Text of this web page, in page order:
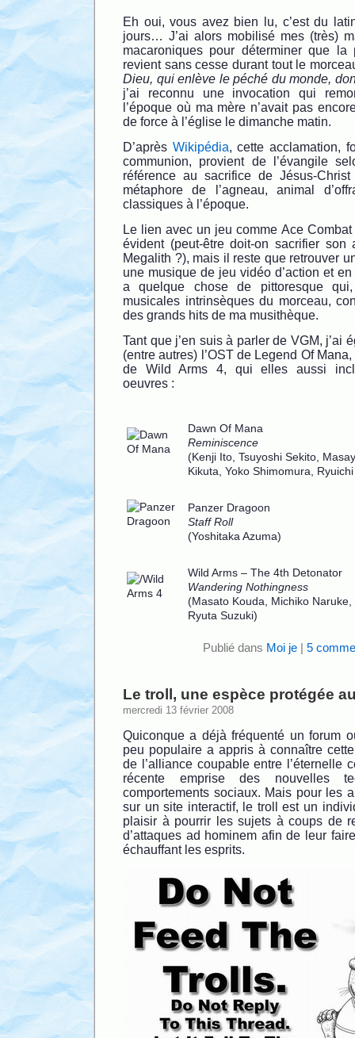
Eh oui, vous avez bien lu, c’est du
jours… J’ai alors mobilisé mes (très)
macaroniques pour déterminer que la
revient sans cesse durant tout le
Dieu, qui enlève le péché du monde,
j’ai reconnu une invocation qui
l’époque où ma mère n’avait pas
de force à l’église le dimanche matin.
D’après Wikipédia, cette acclamation,
communion, provient de l’évangile
référence au sacrifice de Jésus-
métaphore de l’agneau, animal
classiques à l’époque.
Le lien avec un jeu comme Ace
évident (peut-être doit-on sacrifier son
Megalith ?), mais il reste que retrouver
une musique de jeu vidéo d’action et
a quelque chose de pittoresque
musicales intrinsèques du morceau,
des grands hits de ma musithèque.
Tant que j’en suis à parler de VGM, j’ai
(entre autres) l’OST de Legend Of
de Wild Arms 4, qui elles aussi
oeuvres :
Dawn Of Mana
Reminiscence
(Kenji Ito, Tsuyoshi Sekito,
Kikuta, Yoko Shimomura,
Panzer Dragoon
Staff Roll
(Yoshitaka Azuma)
Wild Arms – The 4th Detonator
Wandering Nothingness
(Masato Kouda, Michiko
Ryuta Suzuki)
Publié dans Moi je| 5
Le troll, une espèce protégée
mercredi 13 février 2008
Quiconque a déjà fréquenté un forum
peu populaire a appris à connaître
de l’alliance coupable entre l’éternelle
récente emprise des nouvelles
comportements sociaux. Mais pour les
sur un site interactif, le troll est un
plaisir à pourrir les sujets à coups de
d’attaques ad hominem afin de leur
échauffant les esprits.